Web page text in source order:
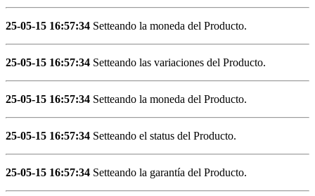
25-05-15 16:57:34 Setteando la moneda del Producto.
25-05-15 16:57:34 Setteando las variaciones del Producto.
25-05-15 16:57:34 Setteando la moneda del Producto.
25-05-15 16:57:34 Setteando el status del Producto.
25-05-15 16:57:34 Setteando la garantía del Producto.